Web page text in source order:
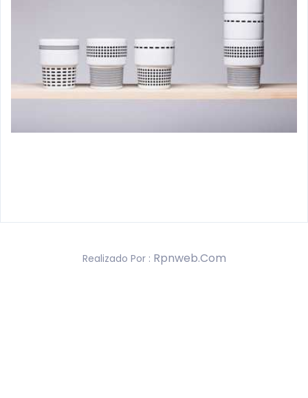
Realizado Por : Rpnweb.com